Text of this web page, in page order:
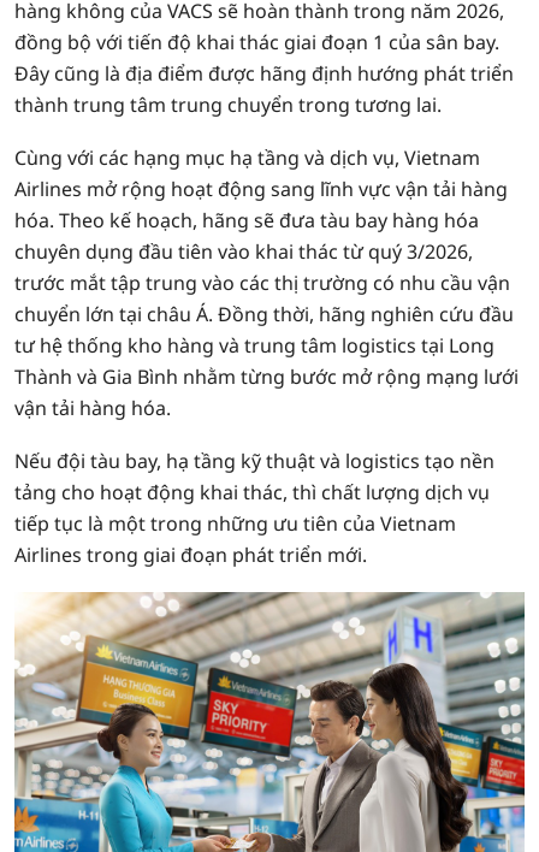
hàng không của VACS sẽ hoàn thành trong năm 2026,
đồng bộ với tiến độ khai thác giai đoạn 1 của sân bay.
Đây cũng là địa điểm được hãng định hướng phát triển
thành trung tâm trung chuyển trong tương lai.
Cùng với các hạng mục hạ tầng và dịch vụ, Vietnam
Airlines mở rộng hoạt động sang lĩnh vực vận tải hàng
hóa. Theo kế hoạch, hãng sẽ đưa tàu bay hàng hóa
chuyên dụng đầu tiên vào khai thác từ quý 3/2026,
trước mắt tập trung vào các thị trường có nhu cầu vận
chuyển lớn tại châu Á. Đồng thời, hãng nghiên cứu đầu
tư hệ thống kho hàng và trung tâm logistics tại Long
Thành và Gia Bình nhằm từng bước mở rộng mạng lưới
vận tải hàng hóa.
Nếu đội tàu bay, hạ tầng kỹ thuật và logistics tạo nền
tảng cho hoạt động khai thác, thì chất lượng dịch vụ
tiếp tục là một trong những ưu tiên của Vietnam
Airlines trong giai đoạn phát triển mới.